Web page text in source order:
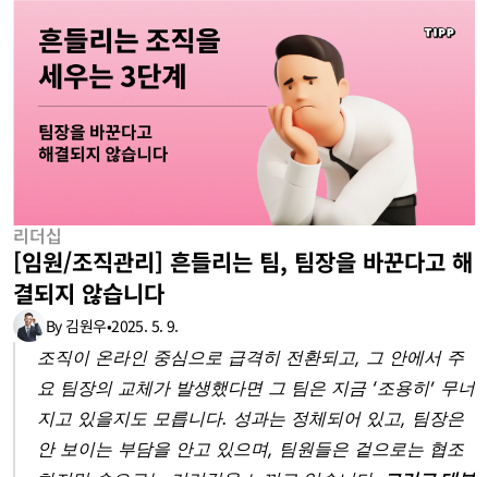
리더십
[임원/조직관리] 흔들리는 팀, 팀장을 바꾼다고 해
결되지 않습니다
By 김원우•2025. 5. 9.
조직이 온라인 중심으로 급격히 전환되고, 그 안에서 주
요 팀장의 교체가 발생했다면 그 팀은 지금 ‘조용히’ 무너
지고 있을지도 모릅니다. 성과는 정체되어 있고, 팀장은
안 보이는 부담을 안고 있으며, 팀원들은 겉으로는 협조